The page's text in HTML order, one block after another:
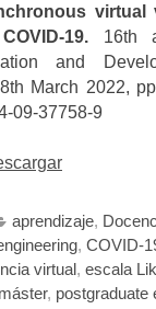
virtual
19. 16th
and
March 2022,
09-37758-9
aprendizaje,
, COVID-
virtual, escala
máster, postgraduate